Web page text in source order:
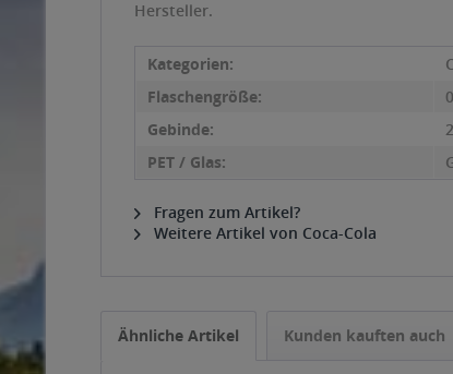
Hersteller.
Kategorien:
Flaschengröße:
Gebinde:
PET / Glas:
Fragen zum Artikel?
Weitere Artikel von Coca-Cola
Ähnliche Artikel Kunden kauften auch